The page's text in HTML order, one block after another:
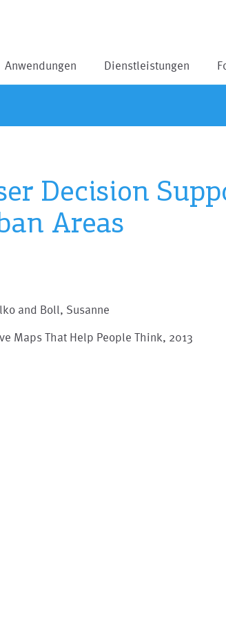
Anwendungen Dienstleistungen
Decision
Areas
and Boll, Susanne
Maps That Help People Think, 2013